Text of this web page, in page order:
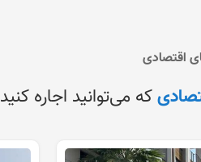
اقتصادی
که می‌توانید اجاره کنید